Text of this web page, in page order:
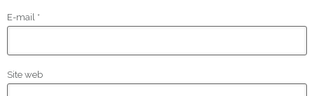
E-mail *
Site web